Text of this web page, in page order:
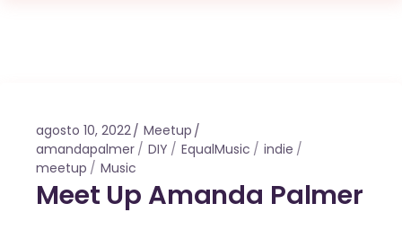
agosto 10, 2022
Meetup
amandapalmer
DIY EqualMusic
indie
meetup
Music
Meet Up Amanda Palmer